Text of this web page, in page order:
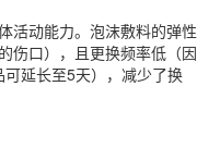
活动能力。泡沫敷料的弹性
伤口），且更换频率低（因
延长至5天），减少了换